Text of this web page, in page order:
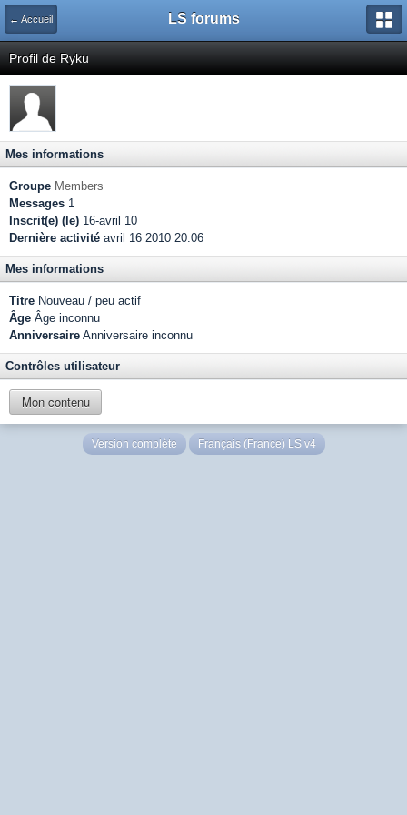
← Accueil LS forums
Profil de Ryku
Mes informations
Groupe Members
Messages 1
Inscrit(e) (le) 16-avril 10
Dernière activité avril 16 2010 20:06
Mes informations
Titre Nouveau / peu actif
Âge Âge inconnu
Anniversaire Anniversaire inconnu
Contrôles utilisateur
Mon contenu
Version complète Français (France) LS v4